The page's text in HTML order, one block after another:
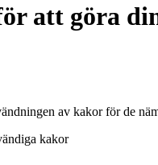
att göra
av kakor för de
kakor